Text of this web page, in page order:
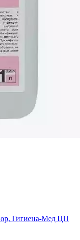
Гигиена-Мед ЦП